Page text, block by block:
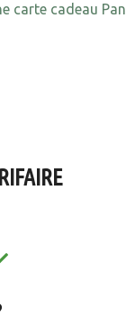
carte cadeau